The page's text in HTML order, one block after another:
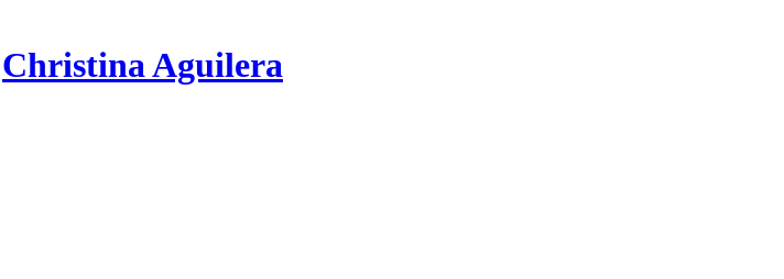
Christina Aguilera